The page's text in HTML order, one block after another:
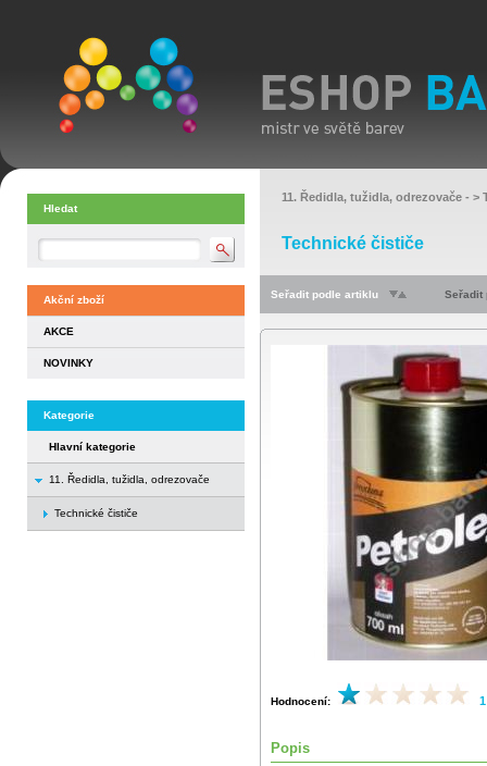
Hledat
Akční zboží
AKCE
NOVINKY
Kategorie
Hlavní kategorie
11. Ředidla, tužidla, odrezovače
Technické čističe
11. Ředidla, tužidla, odrezovače - >
Technické čističe
Seřadit podle artiklu Seřadit
Hodnocení:
Popis